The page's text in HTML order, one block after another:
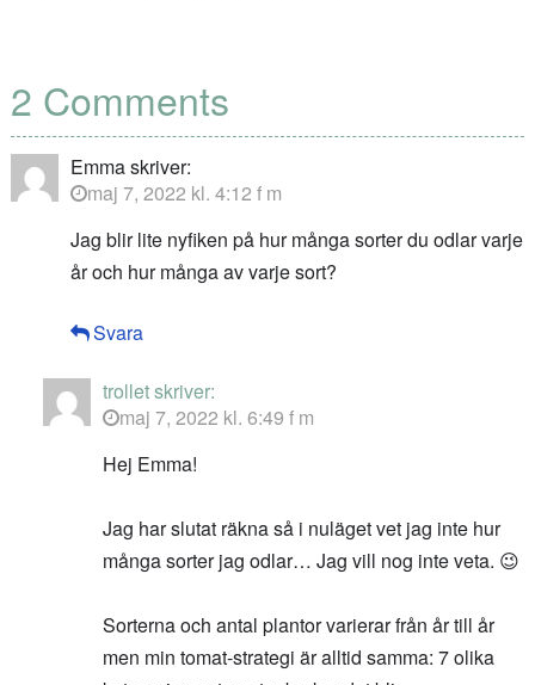
2 Comments
Emmaskriver:
maj 7, 2022 kl. 4:12 f m
Jag blir lite nyfiken på hur många sorter du odlar varje
år och hur många av varje sort?
Svara
trolletskriver:
maj 7, 2022 kl. 6:49 f m
Hej Emma!
Jag har slutat räkna så i nuläget vet jag inte hur
många sorter jag odlar… Jag vill nog inte veta. 😉
Sorterna och antal plantor varierar från år till år
men min tomat-strategi är alltid samma: 7 olika